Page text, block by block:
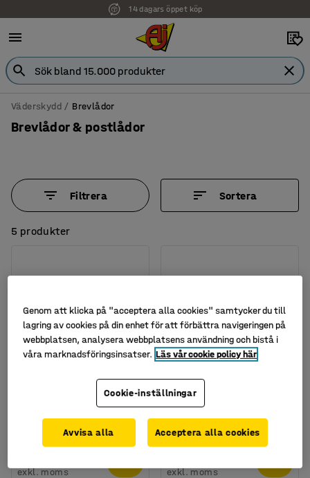
14 dagars öppet köp
Faktura för företag
Väderskydd Brevlådor
Brevlådor & postlådor
Filtrera Sortera
5 produkter
Brevlåda GAZETTE,
320x380x140 mm, svart
14574
exkl. moms
Brevlåda LETTER,
370x275x175 mm, svart
Art. nr: 14579
exkl. moms
Genom att klicka på "acceptera alla cookies" samtycker du till
lagring av cookies på din enhet för att förbättra navigeringen på
webbplatsen, analysera webbplatsens användning och bistå i
våra marknadsföringsinsatser. Läs vår cookie policy här
Cookie-inställningar
Avvisa alla Acceptera alla cookies